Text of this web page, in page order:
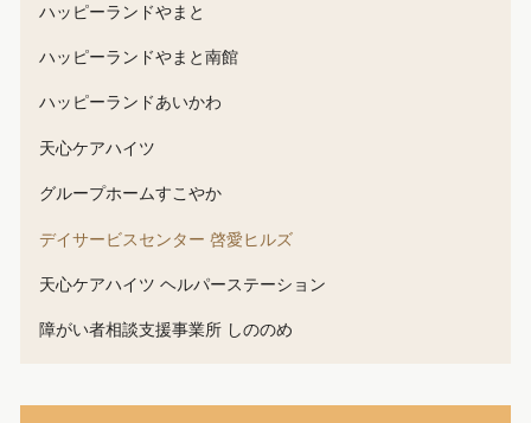
ハッピーランドやまと
ハッピーランドやまと南館
ハッピーランドあいかわ
天心ケアハイツ
グループホームすこやか
デイサービスセンター 啓愛ヒルズ
天心ケアハイツ ヘルパーステーション
障がい者相談支援事業所 しののめ